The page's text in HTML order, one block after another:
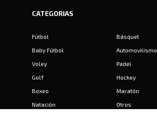
CATEGORIAS
Fútbol
Básquet
Baby Fútbol
Automovilismo
Voley
Padel
Golf
Hockey
Boxeo
Maratón
Natación
Otros